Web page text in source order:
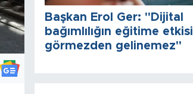
Başkan Erol Ger: "Dijital
bağımlılığın eğitime etkisi
görmezden gelinemez"